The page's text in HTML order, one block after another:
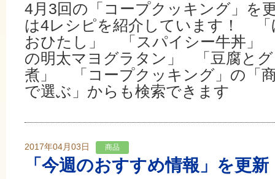
4月3回の「コープクッキング」を
は4レシピを紹介しています！ 「
おひたし」 「スパイシー牛丼」
の明太マヨグラタン」 「豆腐と
煮」 「コープクッキング」の「
で選ぶ」からも検索できます
2017年04月03日 商品
「今週のおすすめ情報」を更新